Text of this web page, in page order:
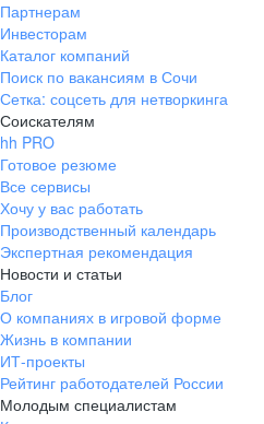
Партнерам
Инвесторам
Каталог компаний
Поиск по вакансиям в Сочи
Сетка: соцсеть для нетворкинга
Соискателям
hh PRO
Готовое резюме
Все сервисы
Хочу у вас работать
Производственный календарь
Экспертная рекомендация
Новости и статьи
Блог
О компаниях в игровой форме
Жизнь в компании
ИТ-проекты
Рейтинг работодателей России
Молодым специалистам